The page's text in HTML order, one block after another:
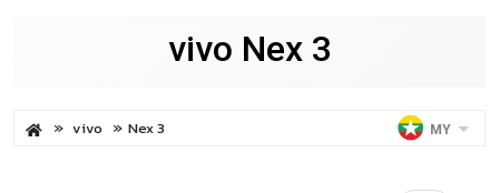
vivo Nex 3
vivo Nex 3 MY